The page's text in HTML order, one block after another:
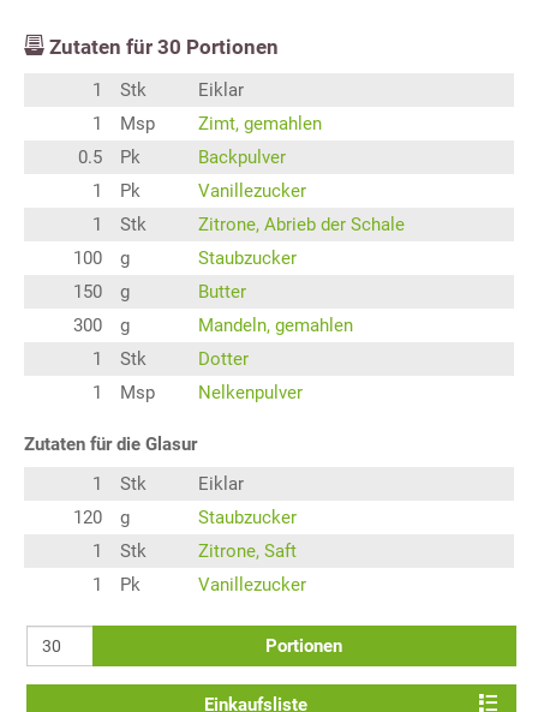
Zutaten für 30 Portionen
1 Stk
Eiklar
1
Msp
Zimt, gemahlen
0.5
Pk
Backpulver
1
Pk
Vanillezucker
1
Stk
Zitrone, Abrieb der Schale
100
g
Staubzucker
150
g
Butter
300
g
Mandeln, gemahlen
1
Stk
Dotter
1
Msp Nelkenpulver
Zutaten für die Glasur
1
Stk
Eiklar
120
g
Staubzucker
1
Stk
Zitrone, Saft
1
Pk Vanillezucker
Portionen
Einkaufsliste